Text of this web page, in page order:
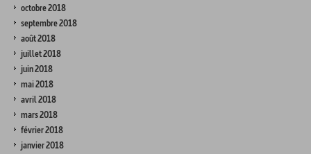
octobre 2018
septembre 2018
août 2018
juillet 2018
juin 2018
mai 2018
avril 2018
mars 2018
février 2018
janvier 2018